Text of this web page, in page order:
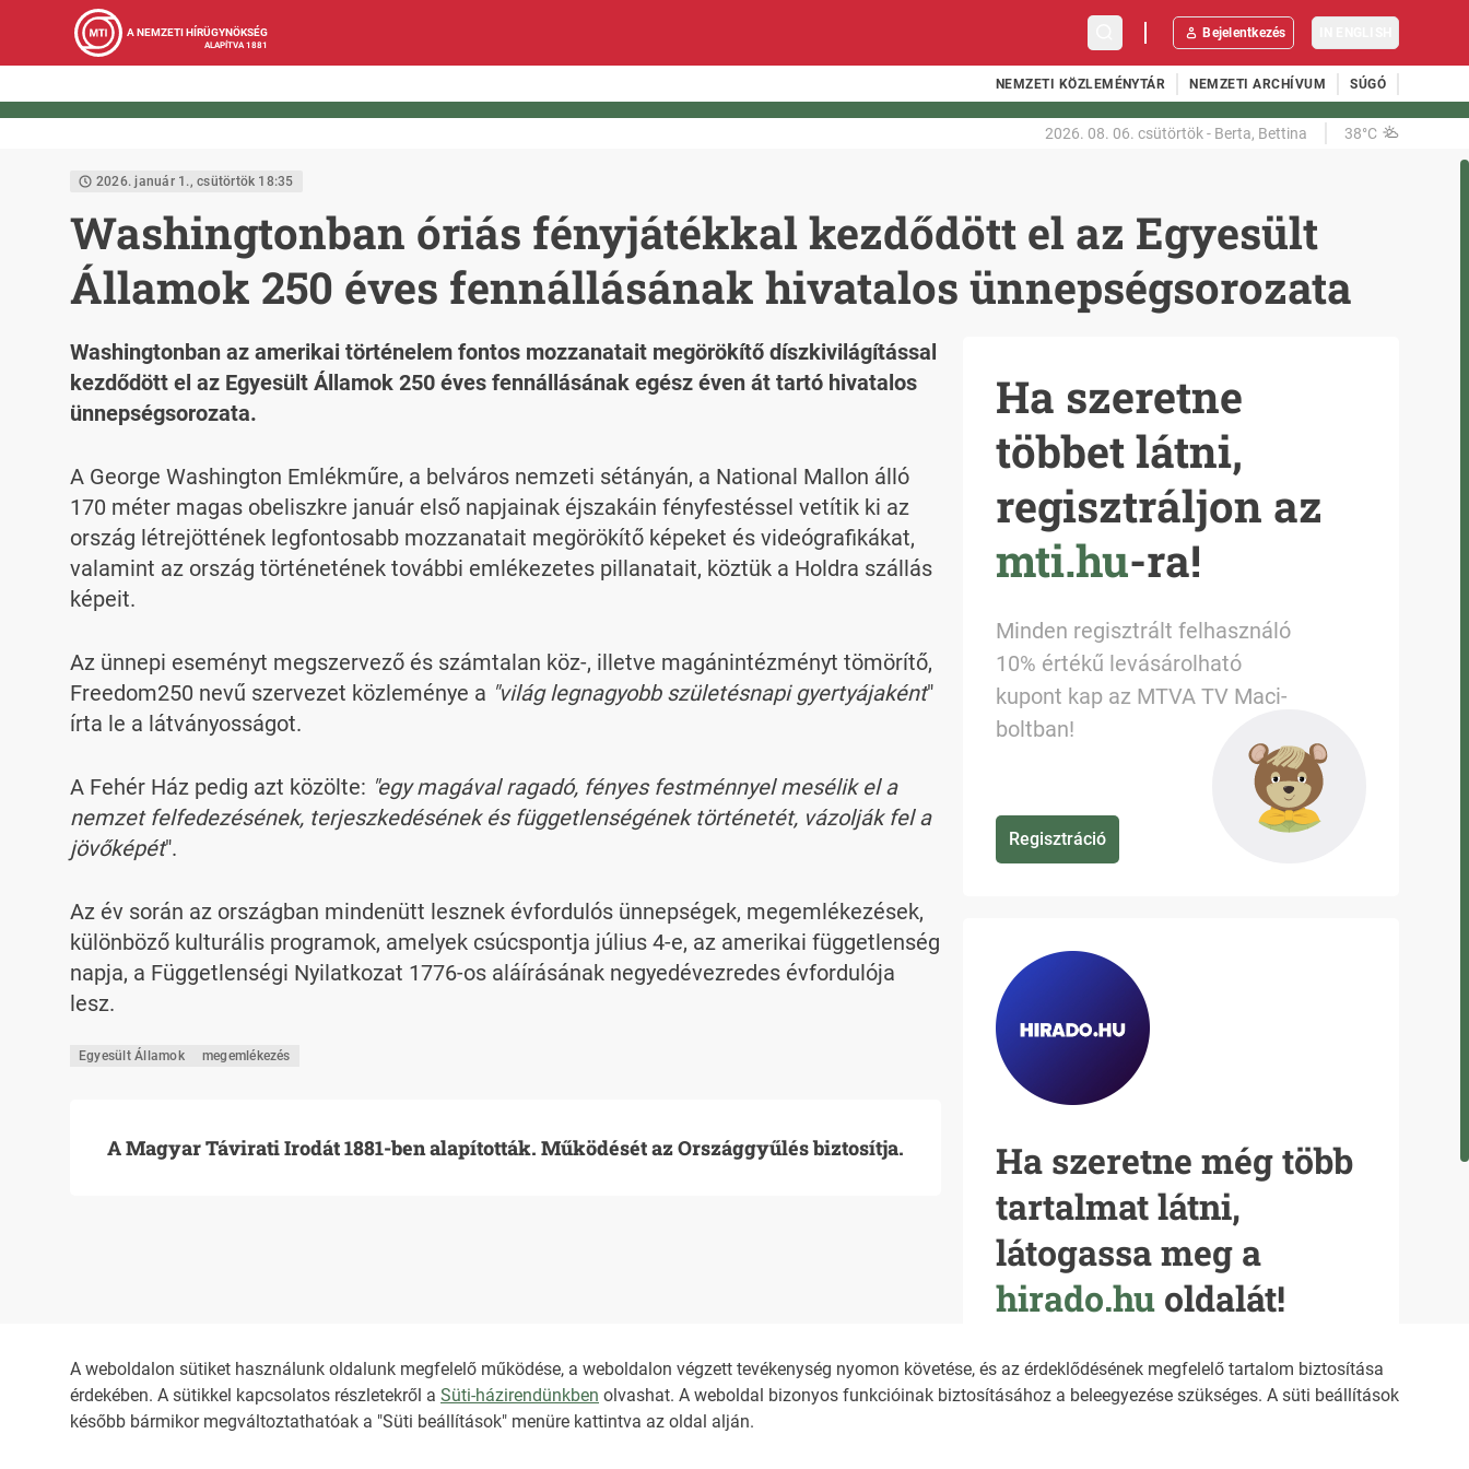
A weboldalon sütiket használunk oldalunk megfelelő működése, a weboldalon végzett tevékenység nyomon követése, és az érdeklődésének megfelelő tartalom biztosítása
érdekében. A sütikkel kapcsolatos részletekről a Süti-házirendünkben olvashat. A weboldal bizonyos funkcióinak biztosításához a beleegyezése szükséges. A süti beállítások
később bármikor megváltoztathatóak a "Süti beállítások" menüre kattintva az oldal alján.
A NEMZETI HÍRÜGYNÖKSÉG
ALAPÍTVA 1881
Bejelentkezés
NEMZETI KÖZLEMÉNYTÁR NEMZETI ARCHÍVUM SÚGÓ
2026. 08. 06. csütörtök- Berta, Bettina 38°C
2026. január 1., csütörtök 18:35
Washingtonban óriás fényjátékkal kezdődött el az Egyesült
Államok 250 éves fennállásának hivatalos ünnepségsorozata
Washingtonban az amerikai történelem fontos mozzanatait megörökítő díszkivilágítással
kezdődött el az Egyesült Államok 250 éves fennállásának egész éven át tartó hivatalos
ünnepségsorozata.
A George Washington Emlékműre, a belváros nemzeti sétányán, a National Mallon álló
170 méter magas obeliszkre január első napjainak éjszakáin fényfestéssel vetítik ki az
ország létrejöttének legfontosabb mozzanatait megörökítő képeket és videógrafikákat,
valamint az ország történetének további emlékezetes pillanatait, köztük a Holdra szállás
képeit.
Az ünnepi eseményt megszervező és számtalan köz-, illetve magánintézményt tömörítő,
Freedom250 nevű szervezet közleménye a "világ legnagyobb születésnapi gyertyájaként"
írta le a látványosságot.
A Fehér Ház pedig azt közölte: "egy magával ragadó, fényes festménnyel mesélik el a
nemzet felfedezésének, terjeszkedésének és függetlenségének történetét, vázolják fel a
jövőképét".
Az év során az országban mindenütt lesznek évfordulós ünnepségek, megemlékezések,
különböző kulturális programok, amelyek csúcspontja július 4-e, az amerikai függetlenség
napja, a Függetlenségi Nyilatkozat 1776-os aláírásának negyedévezredes évfordulója
lesz.
Egyesült Államok megemlékezés
A Magyar Távirati Irodát 1881-ben alapították. Működését az Országgyűlés biztosítja.
Ha szeretne
többet látni,
regisztráljon az
mti.hu-ra!
Minden regisztrált felhasználó
10% értékű levásárolható
kupont kap az MTVA TV Maci-
boltban!
Regisztráció
Ha szeretne még több
tartalmat látni,
látogassa meg a
hirado.hu oldalát!
HIRADO.HU MEDIAKLIKK.HU